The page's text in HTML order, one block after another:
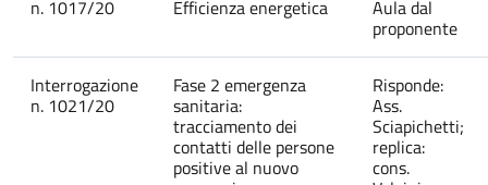
n. 1017/20 Efficienza energetica Aula dal
proponente
Interrogazione
n. 1021/20
Fase 2 emergenza
sanitaria:
tracciamento dei
contatti delle persone
positive al nuovo
Risponde:
Ass.
Sciapichetti;
replica:
cons.